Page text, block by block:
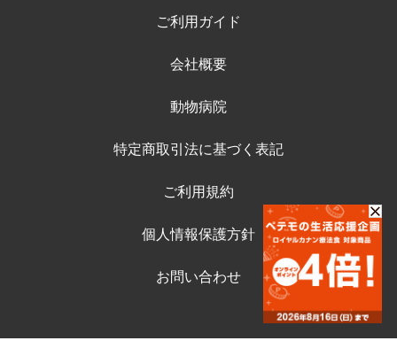
ご利用ガイド
会社概要
動物病院
特定商取引法に基づく表記
ご利用規約
個人情報保護方針
お問い合わせ